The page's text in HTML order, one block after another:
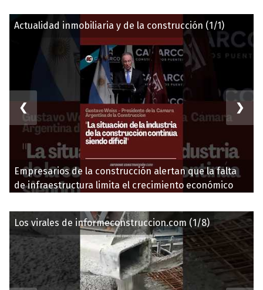
Actualidad inmobiliaria y de la construcción (1/1)
Empresarios de la construcción alertan que la falta
de infraestructura limita el crecimiento económico
❮ ❯
Los virales de informeconstruccion.com (1/8)